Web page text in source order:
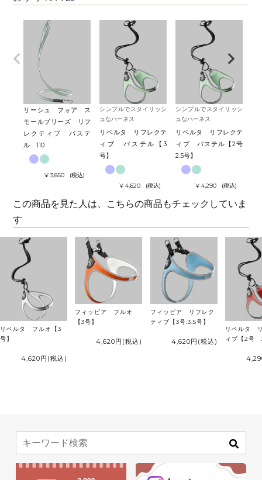
リーシュ フォア ス
モールブリーズ リフ
レクティブ パステ
ル 110
¥ 3,850 税込
シンプルでスタイリッシ
ュなハーネス
リベルタ リフレクテ
ィブ パステル【3
号】
¥ 4,620 税込
シンプルでスタイリッシ
ュなハーネス
リベルタ リフレクテ
ィブ パステル【2号
2.5号】
¥ 4,290 税込
この商品を見た人は、こちらの商品もチェックしていま
す
リベルタ フルオ【3
号】
4,620円 (税込)
フィッビア フルオ
【3号】
4,620円 (税込)
フィッビア リフレク
ティブ【3号.3.5号】
4,620円 (税込)
リベルタ
ィブ【2号